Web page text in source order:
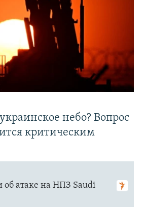
небо? Вопрос
критическим